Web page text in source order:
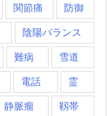
関節痛 防御
陰陽バランス
難病 雪道
電話 霊
静脈瘤 靱帯